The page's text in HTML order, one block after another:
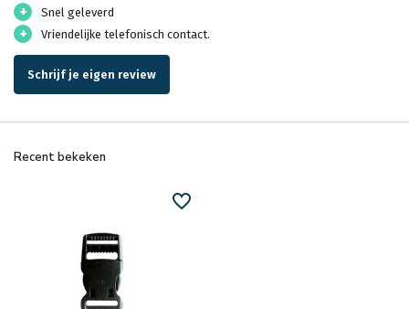
+ Snel geleverd
+ Vriendelijke telefonisch contact.
Schrijf je eigen review
Recent bekeken